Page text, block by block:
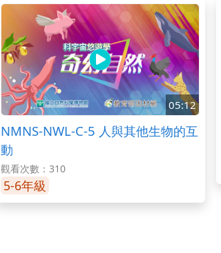
05:12
NMNS-NWL-C-5 人與其他生物的互
動
觀看次數：310
5-6年級